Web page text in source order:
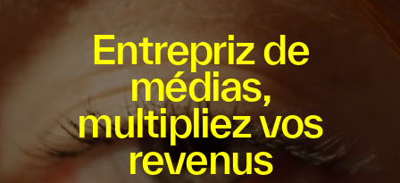
Entrepriz de
médias,
multipliez vos
revenus